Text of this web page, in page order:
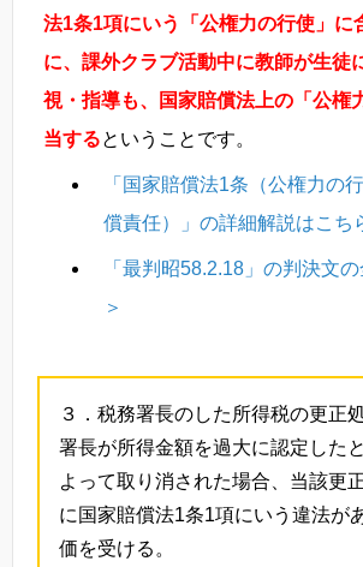
法1条1項にいう
「公権力の行使 」に
に、課外クラブ活動中に教師が生徒
視・指導も、国家賠償法上の「公権
当するということです。
「国家賠償法1条（公権力の
償責任）」の詳細解説はこち
「最判昭58.2.18」の判決文
＞
３．税務署長のした所得税の更正
署長が所得金額を過大に認定した
よって取り消された場合、当該更
に国家賠償法1条1項にいう違法が
価を受ける。